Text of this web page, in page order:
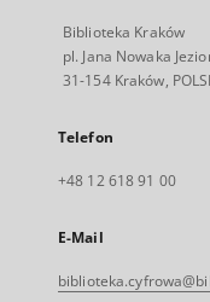
Biblioteka Kraków
pl. Jana Nowaka
31-154 Kraków,
Telefon
+48 12 618 91 00
E-Mail